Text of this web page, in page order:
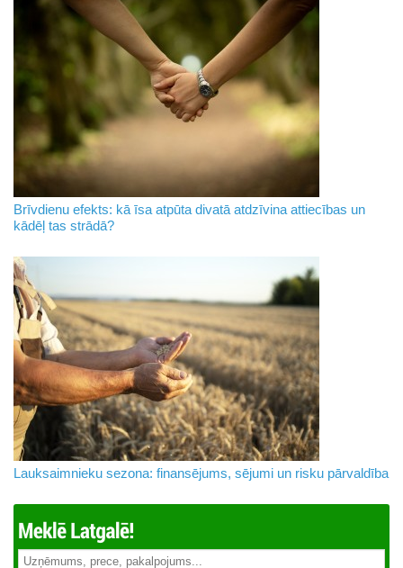
Brīvdienu efekts: kā īsa atpūta divatā atdzīvina attiecības un
kādēļ tas strādā?
Lauksaimnieku sezona: finansējums, sējumi un risku pārvaldība